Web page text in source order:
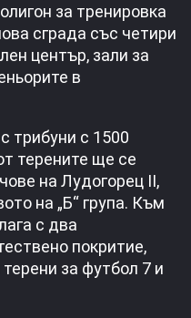
за тренировка
сграда със четири
център, зали за
в
трибуни с 1500
терените ще се
на Лудогорец II,
на „Б“ група. Към
с два
покритие,
за футбол 7 и